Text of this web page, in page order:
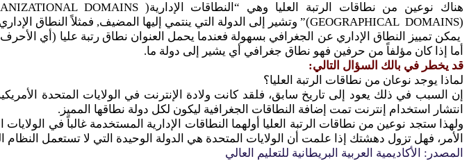
(GEOGRAPHICAL DOMAINS)” وتشير إلى الدولة التي ينتمي إليها المضيف, فمثلاً النطاق الإداري (edu) يعني مؤسسة تعليمية, أما النطاق الجغرافي (au) فهو يشير إلى أوستراليا (Australia).
يمكن تمييز النطاق الإداري عن الجغرافي بسهولة فعندما يحمل العنوان نطاق رتبة عليا (أي
أما إذا كان مؤلفاً من حرفين فهو نطاق جغرافي أي يشير إلى دولة ما.
قد يخطر في بالك السؤال التالي:
لماذا يوجد نوعان من نطاقات الرتبة العليا؟
إن السبب في ذلك يعود إلى تاريخ سابق، فلقد كانت ولادة الإنترنت في الولايات المتحدة
انتشار استخدام إنترنت تمت إضافة النطاقات الجغرافية ليكون لكل دولة نطاقها المميز.
ولهذا ستجد نوعين من نطاقات الرتبة العليا أولهما النطاقات الإدارية المستخدمة غالباً في
الأمر، فهل تزول دهشتك إذا علمت أن الولايات المتحدة هي الدولة الوحيدة التي لا تستعمل
المصدر: الأكاديمية العربية البريطانية للتعليم العالي